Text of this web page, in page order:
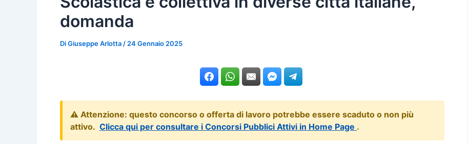
domanda
DiGiuseppe Arlotta / 24 Gennaio 2025
⚠️ Attenzione: questo concorso o offerta di lavoro potrebbe essere scaduto o non più
attivo. Clicca qui per consultare i Concorsi Pubblici Attivi in Home Page .